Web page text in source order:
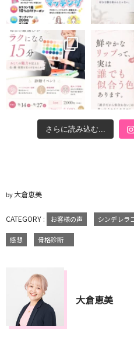
さらに読み込む...
by大倉恵美
CATEGORY : お客様の声 シンデレラ
感想 骨格診断
大倉恵美